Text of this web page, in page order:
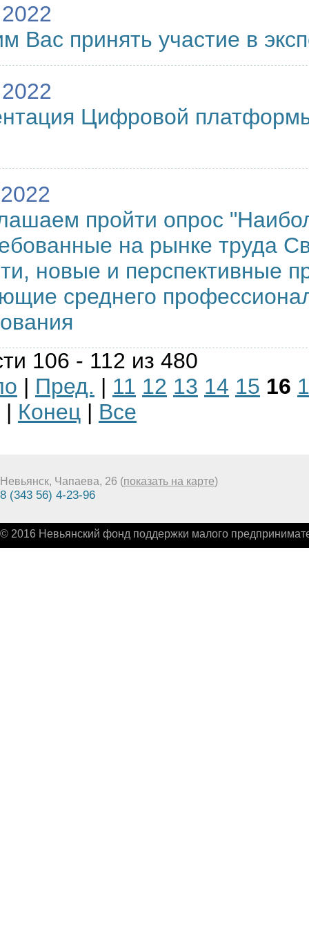
Вас принять участие в
Цифровой
пройти опрос
на рынке труда
новые и перспективные
среднего
106 - 112 из 480
| Пред. | 11 12 13 14 15 16
| Конец | Все
Невьянск, Чапаева, 26 (показать на карте)
8 (343 56) 4-23-96
© 2016 Невьянский фонд поддержки малого